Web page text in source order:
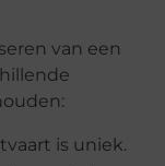
van een
is uniek.